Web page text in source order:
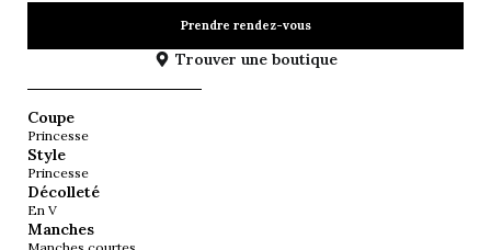
Prendre rendez-vous
Trouver une boutique
Coupe
Princesse
Style
Princesse
Décolleté
En V
Manches